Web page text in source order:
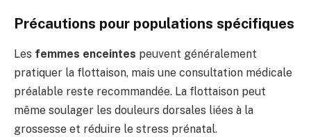
Précautions pour populations spécifiques
Les femmes enceintes peuvent généralement
pratiquer la flottaison, mais une consultation médicale
préalable reste recommandée. La flottaison peut
même soulager les douleurs dorsales liées à la
grossesse et réduire le stress prénatal.